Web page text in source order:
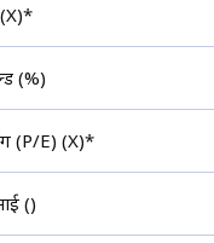
(X)*
(%)
(P/E) (X)*
(₹)